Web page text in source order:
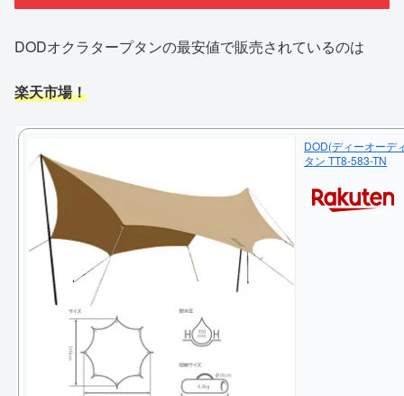
DODオクラタープタンの最安値で販売されているのは
楽天市場！
DOD(ディーオーデ
タン TT8-583-TN